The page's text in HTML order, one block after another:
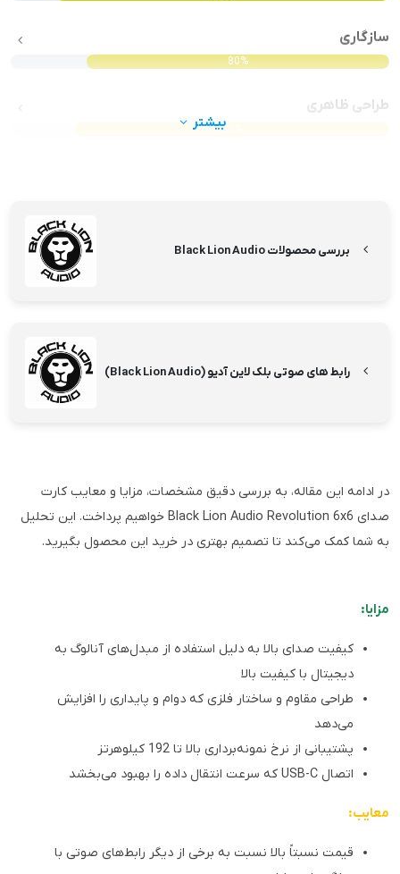
سازگاری
80%
طراحی ظاهری
83%بیشتر
بررسی محصولات Black Lion Audio
رابط های صوتی بلک لاین آدیو (Black Lion Audio)
در ادامه این مقاله، به بررسی دقیق مشخصات، مزایا و معایب کارت
صدای Black Lion Audio Revolution 6x6 خواهیم پرداخت. این تحلیل
به شما کمک می‌کند تا تصمیم بهتری در خرید این محصول بگیرید.
مزایا:
کیفیت صدای بالا به دلیل استفاده از مبدل‌های آنالوگ به
دیجیتال با کیفیت بالا
طراحی مقاوم و ساختار فلزی که دوام و پایداری را افزایش
می‌دهد
پشتیبانی از نرخ نمونه‌برداری بالا تا 192 کیلوهرتز
اتصال USB-C که سرعت انتقال داده را بهبود می‌بخشد
معایب:
قیمت نسبتاً بالا نسبت به برخی از دیگر رابط‌های صوتی با